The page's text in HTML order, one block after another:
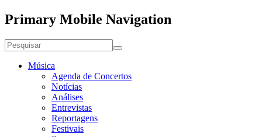
Primary Mobile Navigation
Música
Agenda de Concertos
Notícias
Análises
Entrevistas
Reportagens
Festivais